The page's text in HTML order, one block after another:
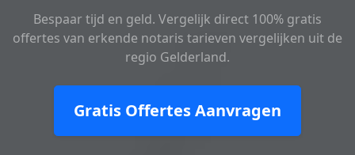
Bespaar tijd en geld. Vergelijk direct 100% gratis
offertes van erkende notaris tarieven vergelijken uit de
regio Gelderland.
Gratis Offertes Aanvragen